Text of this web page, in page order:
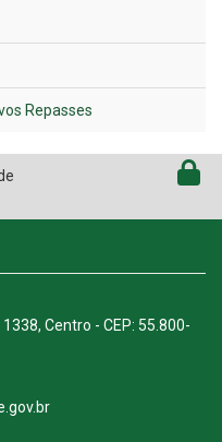
Repasses
Centro - CEP: 55.800-